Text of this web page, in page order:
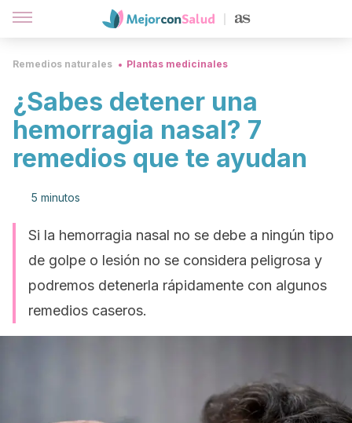
Remedios naturales Plantas medicinales
¿Sabes detener una
hemorragia nasal? 7
remedios que te ayudan
5 minutos
Si la hemorragia nasal no se debe a ningún tipo
de golpe o lesión no se considera peligrosa y
podremos detenerla rápidamente con algunos
remedios caseros.